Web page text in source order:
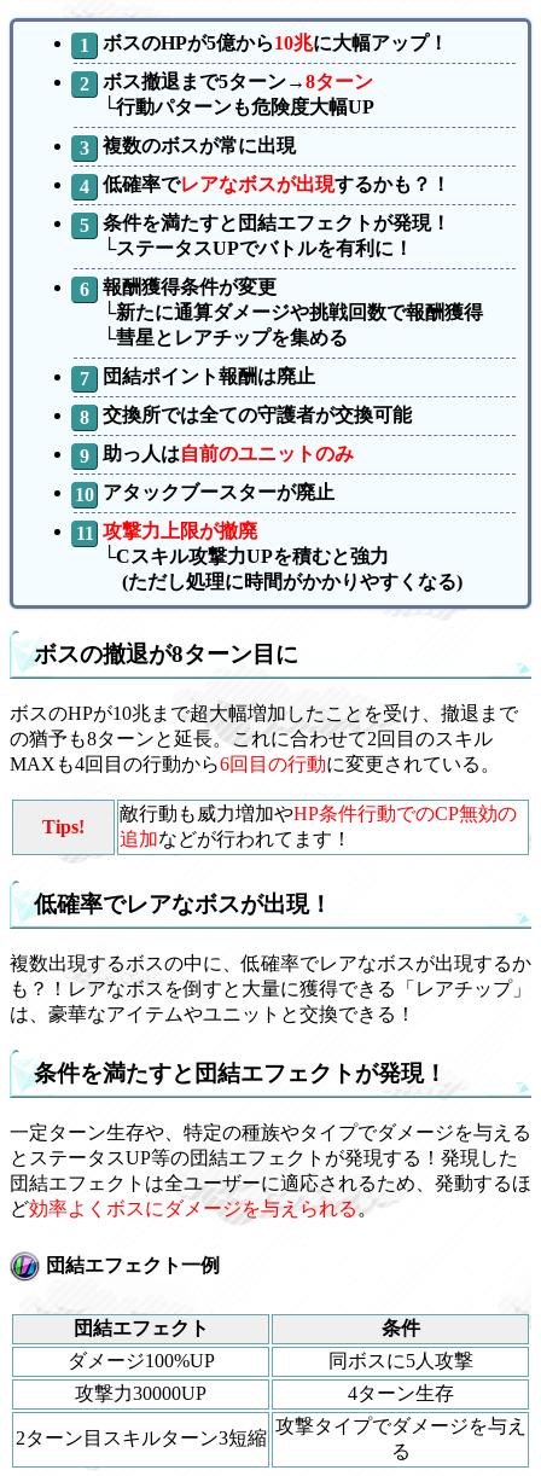
ボスのHPが5億から10兆に大幅アップ！
ボス撤退まで5ターン→8ターン
└行動パターンも危険度大幅UP
複数のボスが常に出現
低確率でレアなボスが出現するかも？！
条件を満たすと団結エフェクトが発現！
└ステータスUPでバトルを有利に！
報酬獲得条件が変更
└新たに通算ダメージや挑戦回数で報酬獲得
└彗星とレアチップを集める
団結ポイント報酬は廃止
交換所では全ての守護者が交換可能
助っ人は自前のユニットのみ
アタックブースターが廃止
攻撃力上限が撤廃
└Cスキル攻撃力UPを積むと強力
(ただし処理に時間がかかりやすくなる)
ボスの撤退が8ターン目に
ボスのHPが10兆まで超大幅増加したことを受け、撤退まで
の猶予も8ターンと延長。これに合わせて2回目のスキル
MAXも4回目の行動から6回目の行動に変更されている。
Tips!
敵行動も威力増加やHP条件行動でのCP無効の
追加などが行われてます！
低確率でレアなボスが出現！
複数出現するボスの中に、低確率でレアなボスが出現するか
も？！レアなボスを倒すと大量に獲得できる「レアチップ」
は、豪華なアイテムやユニットと交換できる！
条件を満たすと団結エフェクトが発現！
一定ターン生存や、特定の種族やタイプでダメージを与える
とステータスUP等の団結エフェクトが発現する！発現した
団結エフェクトは全ユーザーに適応されるため、発動するほ
ど効率よくボスにダメージを与えられる 。
団結エフェクト一例
団結エフェクト
条件
ダメージ100%UP
同ボスに5人攻撃
攻撃力30000UP
4ターン生存
2ターン目スキルターン3短縮
攻撃タイプでダメージを与え
る